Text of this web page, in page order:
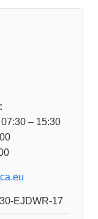
– 15:30
EJDWR-17